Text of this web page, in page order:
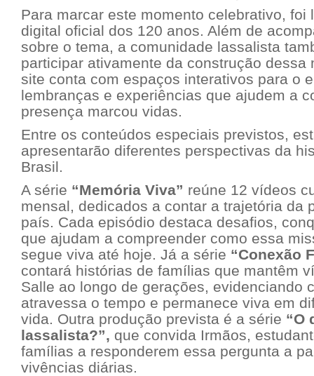
Para marcar este momento celebrativo, foi
digital oficial dos 120 anos. Além de
sobre o tema, a comunidade lassalista
participar ativamente da construção dessa
site conta com espaços interativos para o
lembranças e experiências que ajudem a
presença marcou vidas.
Entre os conteúdos especiais previstos,
apresentarão diferentes perspectivas da
Brasil.
A série “Memória Viva” reúne 12 vídeos
mensal, dedicados a contar a trajetória da
país. Cada episódio destaca desafios,
que ajudam a compreender como essa
segue viva até hoje. Já a série “Conexão
contará histórias de famílias que mantêm
Salle ao longo de gerações, evidenciando
atravessa o tempo e permanece viva em
vida. Outra produção prevista é a série “O
lassalista?”, que convida Irmãos,
famílias a responderem essa pergunta a
vivências diárias.